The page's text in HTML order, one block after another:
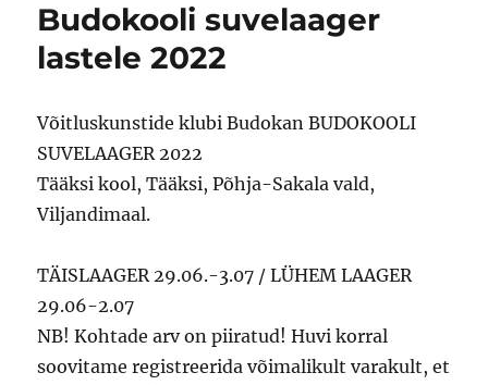
Budokooli suvelaager
lastele 2022
Võitluskunstide klubi Budokan BUDOKOOLI
SUVELAAGER 2022
Tääksi kool, Tääksi, Põhja-Sakala vald,
Viljandimaal.
TÄISLAAGER 29.06.-3.07 / LÜHEM LAAGER
29.06-2.07
NB! Kohtade arv on piiratud! Huvi korral
soovitame registreerida võimalikult varakult, et